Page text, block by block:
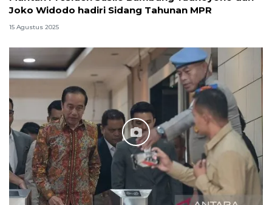
Joko Widodo hadiri Sidang Tahunan MPR
15 Agustus 2025